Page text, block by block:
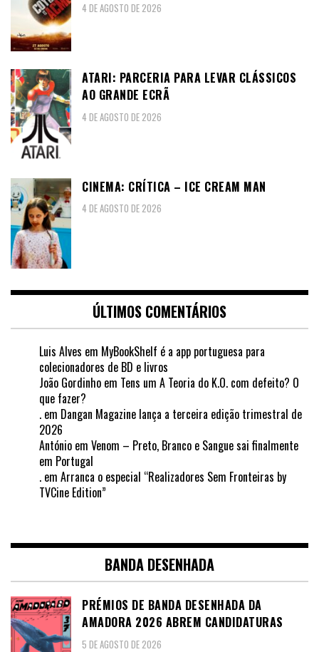
4 DE AGOSTO DE 2026
ATARI: PARCERIA PARA LEVAR CLÁSSICOS
AO GRANDE ECRÃ
4 DE AGOSTO DE 2026
CINEMA: CRÍTICA – ICE CREAM MAN
4 DE AGOSTO DE 2026
ÚLTIMOS COMENTÁRIOS
Luis Alves em MyBookShelf é a app portuguesa para
colecionadores de BD e livros
João Gordinho em Tens um A Teoria do K.O. com defeito? O
que fazer?
. em Dangan Magazine lança a terceira edição trimestral de
2026
António em Venom – Preto, Branco e Sangue sai finalmente
em Portugal
. em Arranca o especial “Realizadores Sem Fronteiras by
TVCine Edition”
BANDA DESENHADA
PRÉMIOS DE BANDA DESENHADA DA
AMADORA 2026 ABREM CANDIDATURAS
5 DE AGOSTO DE 2026